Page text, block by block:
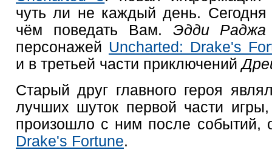
чуть ли не каждый день.
чём поведать Вам. Эдди Раджа
персонажей Uncharted: Drake's
и в третьей части приключений
Старый друг главного героя
лучших шуток первой части
произошло с ним после событий,
Drake's Fortune.